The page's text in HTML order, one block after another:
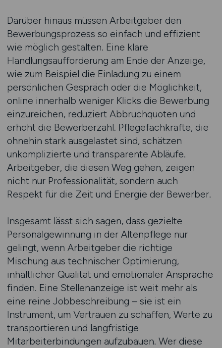
Darüber hinaus müssen Arbeitgeber den
Bewerbungsprozess so einfach und effizient
wie möglich gestalten. Eine klare
Handlungsaufforderung am Ende der Anzeige,
wie zum Beispiel die Einladung zu einem
persönlichen Gespräch oder die Möglichkeit,
online innerhalb weniger Klicks die Bewerbung
einzureichen, reduziert Abbruchquoten und
erhöht die Bewerberzahl. Pflegefachkräfte, die
ohnehin stark ausgelastet sind, schätzen
unkomplizierte und transparente Abläufe.
Arbeitgeber, die diesen Weg gehen, zeigen
nicht nur Professionalität, sondern auch
Respekt für die Zeit und Energie der Bewerber.
Insgesamt lässt sich sagen, dass gezielte
Personalgewinnung in der Altenpflege nur
gelingt, wenn Arbeitgeber die richtige
Mischung aus technischer Optimierung,
inhaltlicher Qualität und emotionaler Ansprache
finden. Eine Stellenanzeige ist weit mehr als
eine reine Jobbeschreibung – sie ist ein
Instrument, um Vertrauen zu schaffen, Werte zu
transportieren und langfristige
Mitarbeiterbindungen aufzubauen. Wer diese